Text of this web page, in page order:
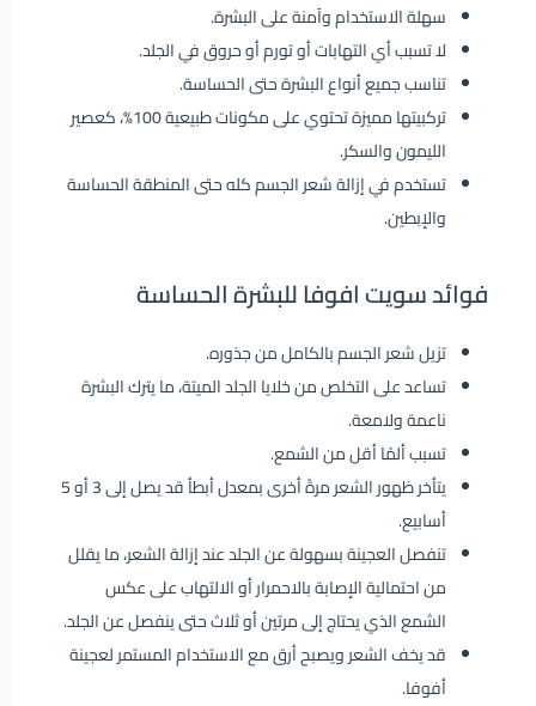
سهلة الاستخدام وآمنة على البشرة.
لا تسبب أي التهابات أو تورم أو حروق في الجلد.
تناسب جميع أنواع البشرة حتى الحساسة.
تركبيتها مميزة تحتوي على مكونات طبيعية 100%، كعصير
الليمون والسكر.
تستخدم في إزالة شعر الجسم كله حتى المنطقة الحساسة
والإبطين.
فوائد سويت افوفا للبشرة الحساسة
تزيل شعر الجسم بالكامل من جذوره.
تساعد على التخلص من خلايا الجلد الميتة، ما يترك البشرة
ناعمة ولامعة.
تسبب ألمًا أقل من الشمع.
يتأخر ظهور الشعر مرةً أخرى بمعدل أبطأ قد يصل إلى 3 أو 5
أسابيع.
تنفصل العجينة بسهولة عن الجلد عند إزالة الشعر، ما يقلل
من احتمالية الإصابة بالاحمرار أو الالتهاب على عكس
الشمع الذي يحتاج إلى مرتين أو ثلاث حتى ينفصل عن الجلد.
قد يخف الشعر ويصبح أرق مع الاستخدام المستمر لعجينة
أفوفا.